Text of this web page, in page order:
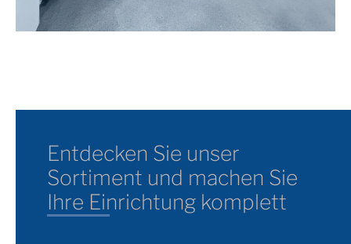
Entdecken Sie unser
Sortiment und machen Sie
Ihre Einrichtung komplett